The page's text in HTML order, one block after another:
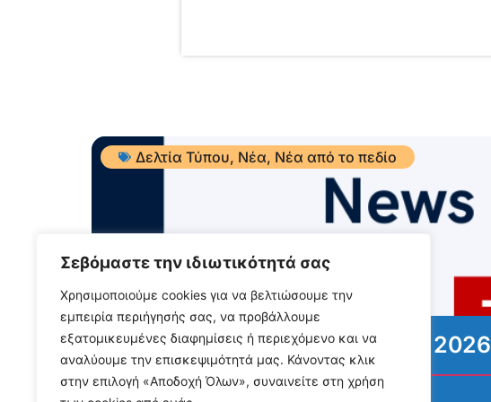
Σεβόμαστε την ιδιωτικότητά σας
Χρησιμοποιούμε cookies για να βελτιώσουμε την
εμπειρία περιήγησής σας, να προβάλλουμε
εξατομικευμένες διαφημίσεις ή περιεχόμενο και να
αναλύουμε την επισκεψιμότητά μας. Κάνοντας κλικ
στην επιλογή «Αποδοχή Όλων», συναινείτε στη χρήση
Δελτία Τύπου, Νέα, Νέα από το πεδίο
ΝΕΑ ΑΠΟ ΤΟ ΠΕΔΙΟ – Ιούλιος 2026